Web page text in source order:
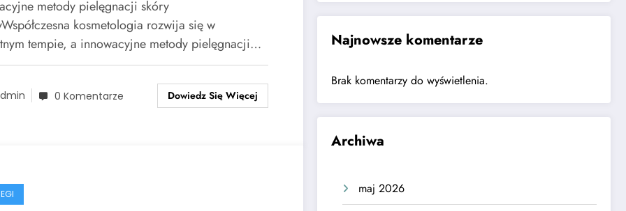
metody pielęgnacji skóry
kosmetologia rozwija się w
tempie, a innowacyjne metody pielęgnacji…
0 Komentarze Dowiedz Się Więcej
Najnowsze komentarze
Brak komentarzy do wyświetlenia.
Archiwa
maj 2026